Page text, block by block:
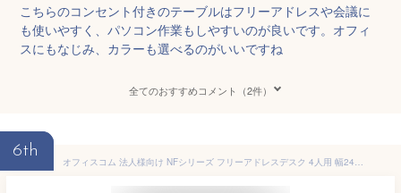
こちらのコンセント付きのテーブルはフリーアドレスや会議に
も使いやすく、パソコン作業もしやすいのが良いです。オフィ
スにもなじみ、カラーも選べるのがいいですね
全てのおすすめコメント（2件）
6th
オフィスコム 法人様向け NFシリーズ フリーアドレスデスク 4人用 幅2400×奥行1200×高さ720mm ナチュラル×ホワイト OC-FLC2412-NAWH